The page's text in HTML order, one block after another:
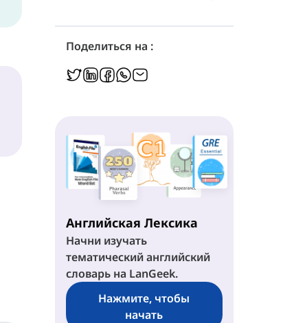
On
Поделиться на :
Английская Лексика
Начни изучать
тематический английский
словарь на LanGeek.
Нажмите, чтобы
начать